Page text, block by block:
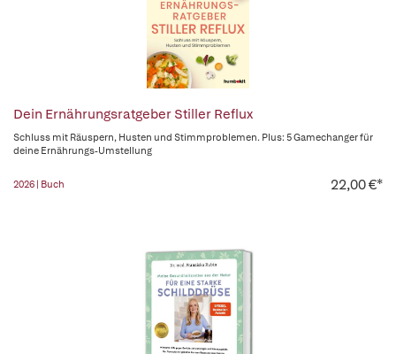
Dein Ernährungsratgeber Stiller Reflux
Schluss mit Räuspern, Husten und Stimmproblemen. Plus: 5 Gamechanger für
deine Ernährungs-Umstellung
2026 | Buch 22,00 €*